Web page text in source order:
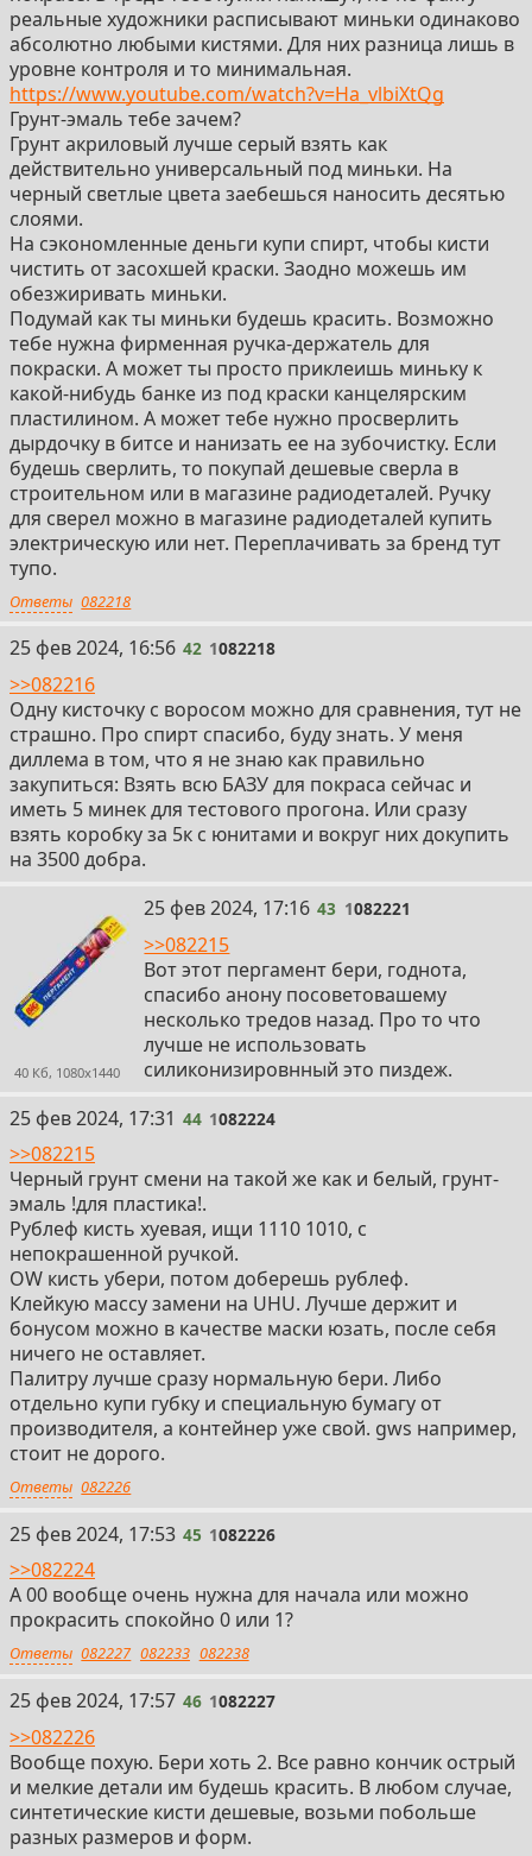
реальные художники расписывают миньки одинаково
абсолютно любыми кистями. Для них разница лишь в
уровне контроля и то минимальная.
https://www.youtube.com/watch?v=Ha_vlbiXtQg
Грунт-эмаль тебе зачем?
Грунт акриловый лучше серый взять как
действительно универсальный под миньки. На
черный светлые цвета заебешься наносить десятью
слоями.
На сэкономленные деньги купи спирт, чтобы кисти
чистить от засохшей краски. Заодно можешь им
обезжиривать миньки.
Подумай как ты миньки будешь красить. Возможно
тебе нужна фирменная ручка-держатель для
покраски. А может ты просто приклеишь миньку к
какой-нибудь банке из под краски канцелярским
пластилином. А может тебе нужно просверлить
дырдочку в битсе и нанизать ее на зубочистку. Если
будешь сверлить, то покупай дешевые сверла в
строительном или в магазине радиодеталей. Ручку
для сверел можно в магазине радиодеталей купить
электрическую или нет. Переплачивать за бренд тут
тупо.
Ответы 082218
42
25 фев 2024, 16:56 42 1082218
>>082216
Одну кисточку с воросом можно для сравнения, тут не
страшно. Про спирт спасибо, буду знать. У меня
диллема в том, что я не знаю как правильно
закупиться: Взять всю БАЗУ для покраса сейчас и
иметь 5 минек для тестового прогона. Или сразу
взять коробку за 5к с юнитами и вокруг них докупить
на 3500 добра.
40 Кб, 1080x1440
43
25 фев 2024, 17:16 43 1082221
>>082215
Вот этот пергамент бери, годнота,
спасибо анону посоветовашему
несколько тредов назад. Про то что
лучше не использовать
силиконизировнный это пиздеж.
44
25 фев 2024, 17:31 44 1082224
>>082215
Черный грунт смени на такой же как и белый, грунт-
эмаль !для пластика!.
Рублеф кисть хуевая, ищи 1110 1010, с
непокрашенной ручкой.
OW кисть убери, потом доберешь рублеф.
Клейкую массу замени на UHU. Лучше держит и
бонусом можно в качестве маски юзать, после себя
ничего не оставляет.
Палитру лучше сразу нормальную бери. Либо
отдельно купи губку и специальную бумагу от
производителя, а контейнер уже свой. gws например,
стоит не дорого.
Ответы 082226
45
25 фев 2024, 17:53 45 1082226
>>082224
А 00 вообще очень нужна для начала или можно
прокрасить спокойно 0 или 1?
Ответы 082227 082233 082238
46
25 фев 2024, 17:57 46 1082227
>>082226
Вообще похую. Бери хоть 2. Все равно кончик острый
и мелкие детали им будешь красить. В любом случае,
синтетические кисти дешевые, возьми побольше
разных размеров и форм.